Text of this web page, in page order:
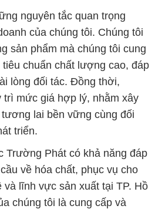
lòng đối tác. Đồng thời,
trì mức giá hợp lý, nhằm xây
lai bền vững cùng đối
triển.
Phát có khả năng đáp
về hóa chất, phục vụ cho
lĩnh vực sản xuất tại TP. Hồ
chúng tôi là cung cấp và
hóa chất đáng tin cậy,
tốt nhất trên thị trường.
ngũ nhân viên giàu kinh
về ngành hóa chất. Đội ngũ